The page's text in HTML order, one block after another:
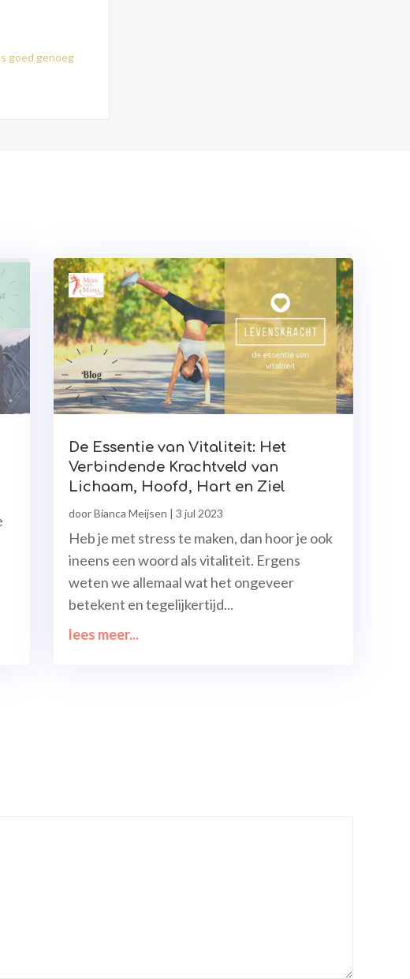
goed genoeg
De Essentie van Vitaliteit: Het
Verbindende Krachtveld van
Lichaam, Hoofd, Hart en Ziel
doorBianca Meijsen | 3 jul 2023
Heb je met stress te maken, dan hoor je ook
ineens een woord als vitaliteit. Ergens
weten we allemaal wat het ongeveer
betekent en tegelijkertijd...
lees meer...